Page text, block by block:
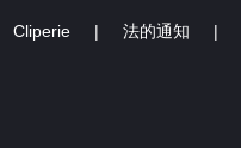
Cliperie | 法的通知 |